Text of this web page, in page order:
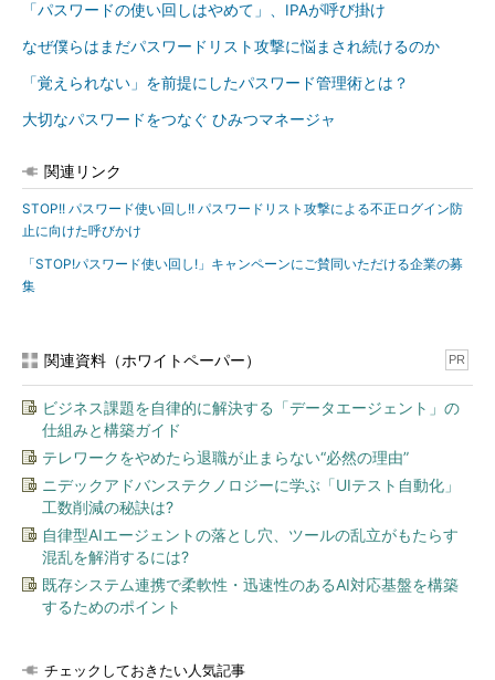
「パスワードの使い回しはやめて」、IPAが呼び掛け
なぜ僕らはまだパスワードリスト攻撃に悩まされ続けるのか
「覚えられない」を前提にしたパスワード管理術とは？
大切なパスワードをつなぐ ひみつマネージャ
関連リンク
STOP!! パスワード使い回し!! パスワードリスト攻撃による不正ログイン防
止に向けた呼びかけ
「STOP!パスワード使い回し!」キャンペーンにご賛同いただける企業の募
集
関連資料（ホワイトペーパー） PR
ビジネス課題を自律的に解決する「データエージェント」の
仕組みと構築ガイド
テレワークをやめたら退職が止まらない“必然の理由”
ニデックアドバンステクノロジーに学ぶ「UIテスト自動化」
工数削減の秘訣は?
自律型AIエージェントの落とし穴、ツールの乱立がもたらす
混乱を解消するには?
既存システム連携で柔軟性・迅速性のあるAI対応基盤を構築
するためのポイント
チェックしておきたい人気記事